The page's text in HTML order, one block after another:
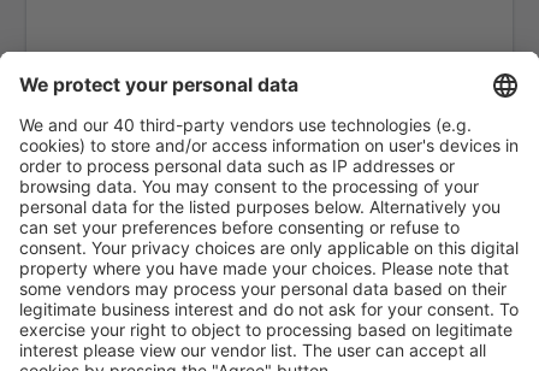
Hakkari Yüksekova Airport (YKO)
Hatay Airport (HTY)
Iğdır Airport (IGD)
Bodrum
Isparta Airport (ISE)
Istanbul
Izmir Adnan Menderes (ADB)